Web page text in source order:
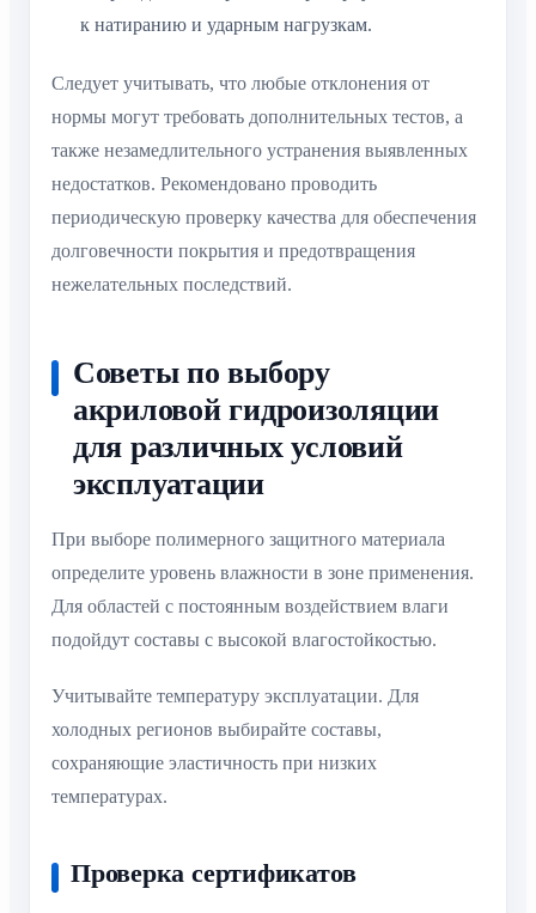
к натиранию и ударным нагрузкам.
Следует учитывать, что любые отклонения от
нормы могут требовать дополнительных тестов, а
также незамедлительного устранения выявленных
недостатков. Рекомендовано проводить
периодическую проверку качества для обеспечения
долговечности покрытия и предотвращения
нежелательных последствий.
Советы по выбору
акриловой гидроизоляции
для различных условий
эксплуатации
При выборе полимерного защитного материала
определите уровень влажности в зоне применения.
Для областей с постоянным воздействием влаги
подойдут составы с высокой влагостойкостью.
Учитывайте температуру эксплуатации. Для
холодных регионов выбирайте составы,
сохраняющие эластичность при низких
температурах.
Проверка сертификатов